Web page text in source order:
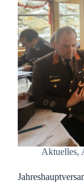
Aktuelles,